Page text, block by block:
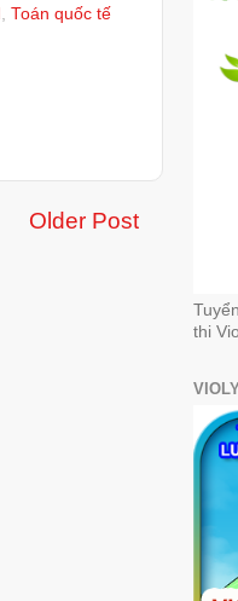
, Toán quốc tế
Older Post
thi